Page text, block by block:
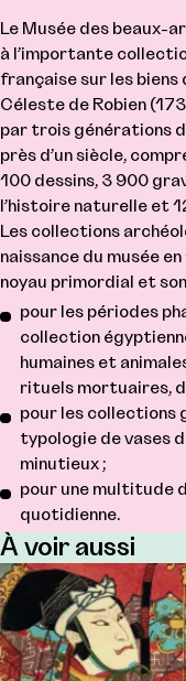
Le Musée des beaux-
à l’importante
française sur les biens
Céleste de Robien
par trois générations
près d’un siècle,
100 dessins, 3 900
l’histoire naturelle et
Les collections
naissance du musée
noyau primordial et
pour les périodes
collection
humaines et
rituels mortuaires,
pour les collections
typologie de vases
minutieux ;
pour une multitude
quotidienne.
À voir aussi